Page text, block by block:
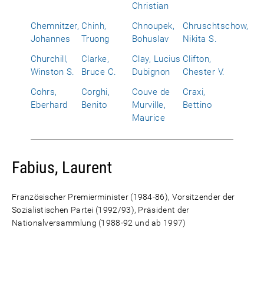
Christian
Chemnitzer,
Johannes
Chinh,
Truong
Chnoupek,
Bohuslav
Chruschtschow,
Nikita S.
Churchill,
Winston S.
Clarke,
Bruce C.
Clay, Lucius
Dubignon
Clifton,
Chester V.
Cohrs,
Eberhard
Corghi,
Benito
Couve de
Murville,
Maurice
Craxi,
Bettino
Fabius, Laurent
Französischer Premierminister (1984-86), Vorsitzender der
Sozialistischen Partei (1992/93), Präsident der
Nationalversammlung (1988-92 und ab 1997)